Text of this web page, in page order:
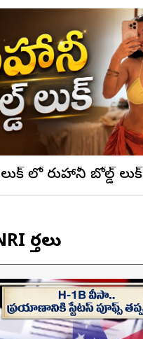
లో రుహానీ బోల్డ్ లుక్
వార్తలు